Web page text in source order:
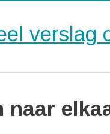
verslag
naar